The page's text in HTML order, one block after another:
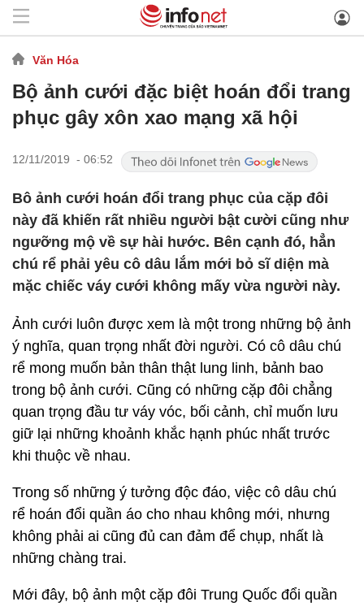
Văn Hóa
Bộ ảnh cưới đặc biệt hoán đổi trang
phục gây xôn xao mạng xã hội
12/11/2019 - 06:52
Bô ảnh cưới hoán đổi trang phục của cặp đôi
này đã khiến rất nhiều người bật cười cũng như
ngưỡng mộ về sự hài hước. Bên cạnh đó, hẳn
chú rể phải yêu cô dâu lắm mới bỏ sĩ diện mà
mặc chiếc váy cưới không mấy vừa người này.
Ảnh cưới luôn được xem là một trong những bộ ảnh
ý nghĩa, quan trọng nhất đời người. Có cô dâu chú
rể mong muốn bản thân thật lung linh, bảnh bao
trong bộ ảnh cưới. Cũng có những cặp đôi chẳng
quan trọng đầu tư váy vóc, bối cảnh, chỉ muốn lưu
giữ lại những khoảnh khắc hạnh phúc nhất trước
khi thuộc về nhau.
Trong số những ý tưởng độc đáo, việc cô dâu chú
rể hoán đổi quần áo cho nhau không mới, nhưng
không phải ai cũng đủ can đảm để chụp, nhất là
những chàng trai.
Mới đây, bộ ảnh một cặp đôi Trung Quốc đổi quần